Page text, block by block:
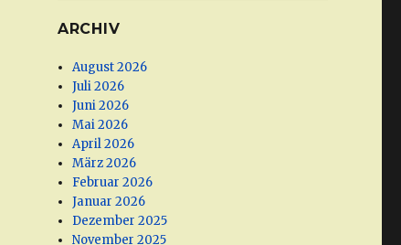
ARCHIV
August 2026
Juli 2026
Juni 2026
Mai 2026
April 2026
März 2026
Februar 2026
Januar 2026
Dezember 2025
November 2025